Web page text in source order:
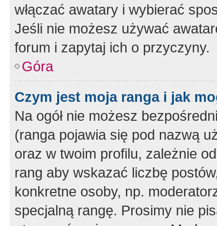
włączać awatary i wybierać
Jeśli nie możesz używać
forum i zapytaj ich o przyczyny.
Góra
Czym jest moja ranga i jak
Na ogół nie możesz
(ranga pojawia się pod nazwą
oraz w twoim profilu, zależnie
rang aby wskazać liczbę
konkretne osoby, np.
specjalną rangę. Prosimy nie